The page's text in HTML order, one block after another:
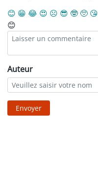
😊 😁 😂 😍 ☹️ 😎 🤓 🥺 😘
😊
Auteur
Envoyer